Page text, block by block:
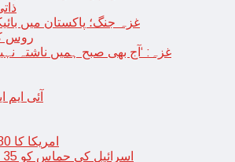
ذاتی
غزہ جنگ؛ پاکستان میں
روس
غزہ: ‘آج بھی صبح ہمیں ناشتہ
آئی
امریکا کا 2030 تک چاند پر ایک بار پھر انسانی مشن بھیجنے کا منصوبہ
اسرائیل کی حماس کو 35 قیدیوں کی رہائی کے بدلے 7 روزہ جنگ بندی کی پیشکش